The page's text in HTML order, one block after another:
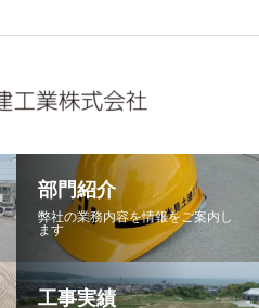
部門紹介
弊社の業務内容を情報をご案内し
ます
工事実績